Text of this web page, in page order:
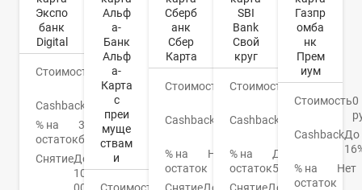
Экспо
банк
Digital
Стоимость
руб.
Cashback
Бонусы
% на
остаток
3%
бонусами
СнятиеДо
100
Альф
а-
Банк
Альф
а-
Карта
с
преи
муще
ствам
и
Сберб
анк
Сбер
Карта
Стоимость
Cashback
До
% на
остаток
Нет
SBI
Bank
Свой
круг
Стоимость0
руб.
Cashback
10%
% на
остаток
До
5,5%
Газпр
омба
нк
Прем
иум
Стоимость0
CashbackДо
% на
остаток
Нет